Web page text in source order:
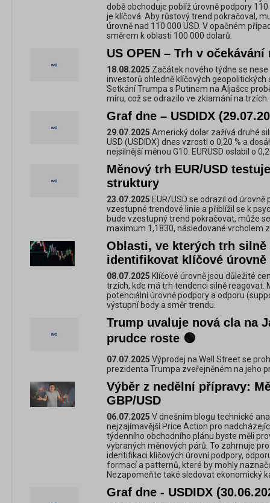
době obchoduje poblíž úrovně podpory
je klíčová. Aby růstový trend pokračoval,
úrovně nad 110 000 USD. V opačném
směrem k oblasti 100 000 dolarů.
US OPEN – Trh v
18.08.2025 Začátek nového týdne se
investorů ohledně klíčových
Setkání Trumpa s Putinem na Aljašce
míru, což se odrazilo ve zklamání na trzích.
Graf dne – USDIDX
29.07.2025 Americký dolar zažívá druhé
USD (USDIDX) dnes vzrostl o 0,20 % a
nejsilnější měnou G10. EURUSD oslabil o
Měnový trh EUR/USD
struktury
23.07.2025 EUR/USD se odrazil od
vzestupné trendové linie a přiblížil se k
bude vzestupný trend pokračovat, může
maximum 1,1830, následované vrcholem
Oblasti, ve kterých trh silně
identifikovat klíčové úrovně
08.07.2025 Klíčové úrovně jsou důležité
trzích, kde má trh tendenci silně reagovat.
potenciální úrovně podpory a odporu
výstupní body a směr trendu.
Trump uvaluje nová cla na
prudce roste 🟢
07.07.2025 Výprodej na Wall Street se
prezidenta Trumpa zveřejněném na jeho
Výběr z nedělní přípravy:
GBP/USD
06.07.2025 V dnešním blogu technické
nejzajímavější Price Action pro
týdenního obchodního plánu byste měli
vybraných měnových párů. To zahrnuje
identifikaci klíčových úrovní podpory,
formací a patternů, které by mohly
Nezapomeňte také sledovat ekonomický
Graf dne - USDIDX